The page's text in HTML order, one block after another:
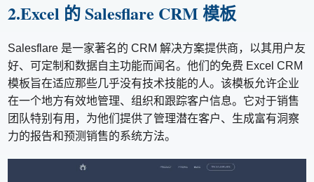
2.Excel 的 Salesflare CRM 模板
Salesflare 是一家著名的 CRM 解决方案提供商，以其用户友
好、可定制和数据自主功能而闻名。他们的免费 Excel CRM
模板旨在适应那些几乎没有技术技能的人。该模板允许企业
在一个地方有效地管理、组织和跟踪客户信息。它对于销售
团队特别有用，为他们提供了管理潜在客户、生成富有洞察
力的报告和预测销售的系统方法。